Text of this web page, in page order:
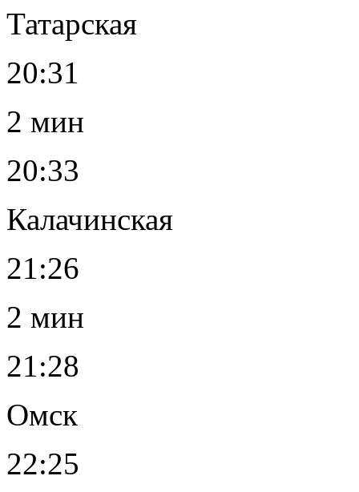
Татарская
20:31
2 мин
20:33
Калачинская
21:26
2 мин
21:28
Омск
22:25